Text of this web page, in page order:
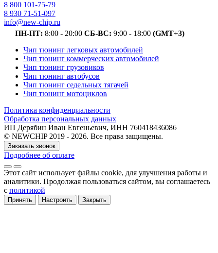
8 800 101-75-79
8 930 71-51-097
info@new-chip.ru
ПН-ПТ: 8:00 - 20:00 СБ-ВС: 9:00 - 18:00 (GMT+3)
Чип тюнинг легковых автомобилей
Чип тюнинг коммерческих автомобилей
Чип тюнинг грузовиков
Чип тюнинг автобусов
Чип тюнинг седельных тягачей
Чип тюнинг мотоциклов
Политика конфиденциальности
Обработка персональных данных
ИП Дерябин Иван Евгеньевич, ИНН 760418436086
© NEWCHIP 2019 - 2026. Все права защищены.
Заказать звонок
Подробнее об оплате
Этот сайт использует файлы cookie, для улучшения работы и
аналитики. Продолжая пользоваться сайтом, вы соглашаетесь
с политикой
Принять Настроить Закрыть